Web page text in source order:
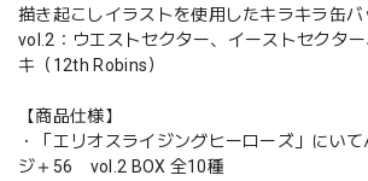
描き起こしイラストを使用したキラキラ缶バ
vol.2：ウエストセクター、イーストセクタ
キ（12th Robins）
【商品仕様】
・「エリオスライジングヒーローズ」にい
ジ＋56 vol.2 BOX 全10種